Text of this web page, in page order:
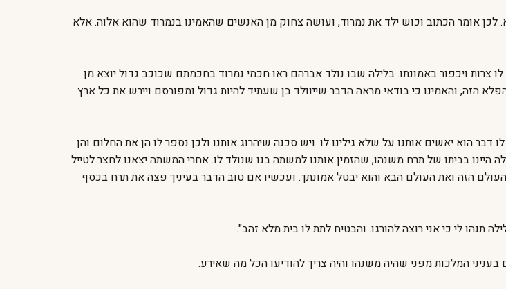
אומר הכתוב וכוש ילד את נמרוד, ועושה צחוק מן האנשים שהאמינו בנמרוד שהוא אלוה. אלא
צרות ויכפור באמונתו. בלילה שבו נולד אברהם ראו חכמי נמרוד בחכמתם שכוכב גדול יוצא מן
הזה, והאמינו כי בודאי מראה הדבר שייוולד בן שעתיד להיות גדול ומפורסם ויירש את כל ארץ
הוא יאשים אותנו על שלא גילינו לו. ויש סכנה שיהרוג אותנו ולכן נספר לו הן את החלום והן
היינו בביתו של תרח משנהו, שהזמין אותנו למשתה בנו שנולד לו. אחרי המשתה יצאנו לחצר לטייל
הזה ואת העולם הבא והוא יבטל אמונתך. ועכשיו אם טוב הדבר בעיניך פצה את תרח בכסף
לי כי אני רוצה להורגו. והבטיח לתת לו בית מלא זהב".
המלכות מפני שהיה משנהו והיה צריך להודיעו הכל מה שאירע.